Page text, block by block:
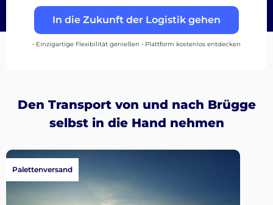
Registrieren
In die Zukunft der Logistik gehen
• Einzigartige Flexibilität genießen • Plattform kostenlos entdecken
Den Transport von und nach Brügge
selbst in die Hand nehmen
Palettenversand